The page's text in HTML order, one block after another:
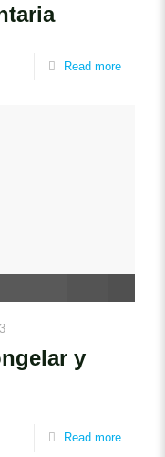
Read more
y
Read more